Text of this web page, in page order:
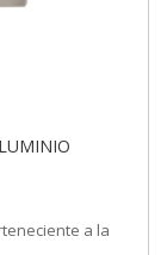
a la